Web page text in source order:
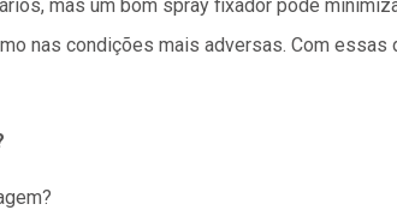
mas um bom spray fixador pode
nas condições mais adversas. Com